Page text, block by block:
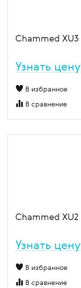
Chammed XU3
Узнать цену
В избранное
В сравнение
Chammed XU2
Узнать цену
В избранное
В сравнение